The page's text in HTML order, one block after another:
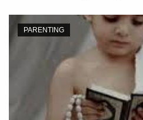
PARENTING